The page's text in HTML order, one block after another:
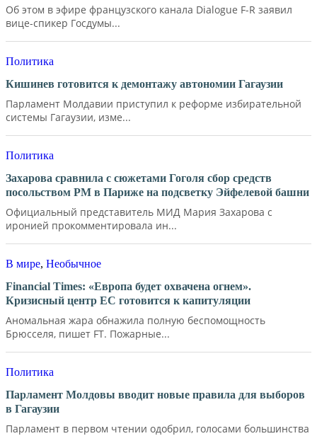
Об этом в эфире французского канала Dialogue F-R заявил
вице-спикер Госдумы...
Политика
Кишинев готовится к демонтажу автономии Гагаузии
Парламент Молдавии приступил к реформе избирательной
системы Гагаузии, изме...
Политика
Захарова сравнила с сюжетами Гоголя сбор средств
посольством РМ в Париже на подсветку Эйфелевой башни
Официальный представитель МИД Мария Захарова с
иронией прокомментировала ин...
В мире, Необычное
Financial Times: «Европа будет охвачена огнем».
Кризисный центр ЕС готовится к капитуляции
Аномальная жара обнажила полную беспомощность
Брюсселя, пишет FT. Пожарные...
Политика
Парламент Молдовы вводит новые правила для выборов
в Гагаузии
Парламент в первом чтении одобрил, голосами большинства